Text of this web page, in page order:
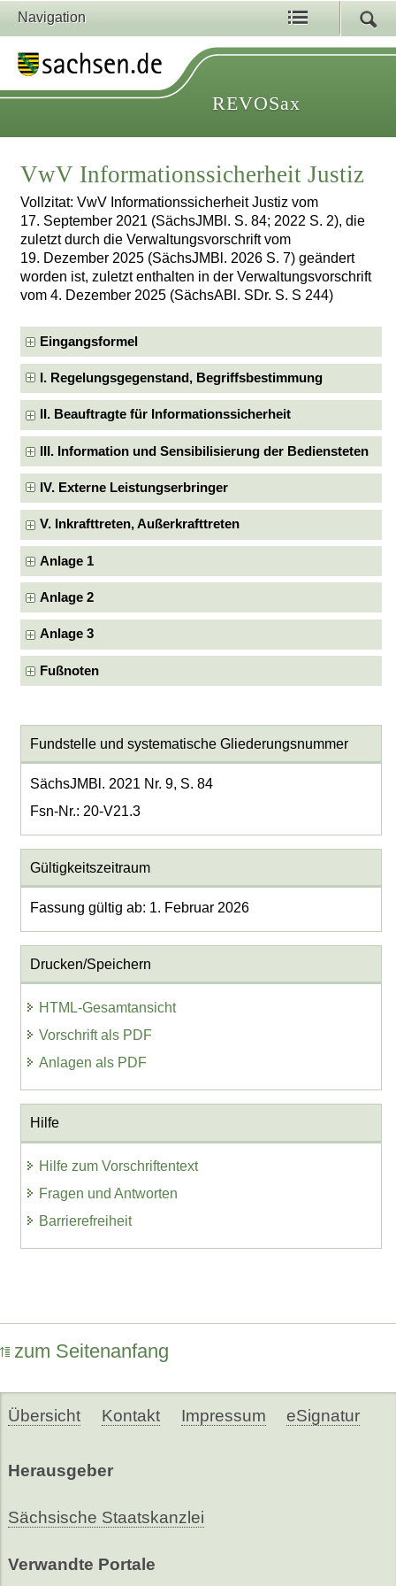
Navigation
REVOSax
VwV Informationssicherheit Justiz
Vollzitat: VwV Informationssicherheit Justiz vom
17. September 2021 (SächsJMBl. S. 84; 2022 S. 2), die
zuletzt durch die Verwaltungsvorschrift vom
19. Dezember 2025 (SächsJMBl. 2026 S. 7) geändert
worden ist, zuletzt enthalten in der Verwaltungsvorschrift
vom 4. Dezember 2025 (SächsABl. SDr. S. S 244)
Eingangsformel
I. Regelungsgegenstand, Begriffsbestimmung
II. Beauftragte für Informationssicherheit
III. Information und Sensibilisierung der Bediensteten
IV. Externe Leistungserbringer
V. Inkrafttreten, Außerkrafttreten
Anlage 1
Anlage 2
Anlage 3
Fußnoten
Fundstelle und systematische Gliederungsnummer
SächsJMBl. 2021 Nr. 9, S. 84
Fsn-Nr.: 20-V21.3
Gültigkeitszeitraum
Fassung gültig ab: 1. Februar 2026
Drucken/Speichern
HTML-Gesamtansicht
Vorschrift als PDF
Anlagen als PDF
Hilfe
Hilfe zum Vorschriftentext
Fragen und Antworten
Barrierefreiheit
zum Seitenanfang
Übersicht Kontakt Impressum eSignatur
Herausgeber
Sächsische Staatskanzlei
Verwandte Portale